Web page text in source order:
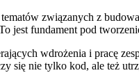
związanych z
jest fundament pod
wdrożenia i pracę
się nie tylko kod, ale też